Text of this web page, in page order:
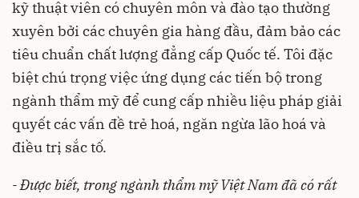
kỹ thuật viên có chuyên môn và đào tạo thường
xuyên bởi các chuyên gia hàng đầu, đảm bảo các
tiêu chuẩn chất lượng đẳng cấp Quốc tế. Tôi đặc
biệt chú trọng việc ứng dụng các tiến bộ trong
ngành thẩm mỹ để cung cấp nhiều liệu pháp giải
quyết các vấn đề trẻ hoá, ngăn ngừa lão hoá và
điều trị sắc tố.
- Được biết, trong ngành thẩm mỹ Việt Nam đã có rất